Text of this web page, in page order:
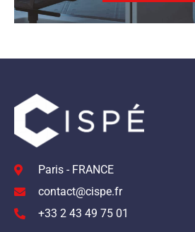
Paris - FRANCE
contact@cispe.fr
+33 2 43 49 75 01